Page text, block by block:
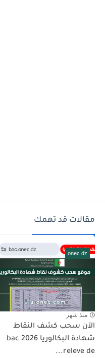
مقالات قد تهمك
onec dz
منذ شهر
الآن سحب كشف النقاط
شهادة البكالوريا 2026 bac
releve de...